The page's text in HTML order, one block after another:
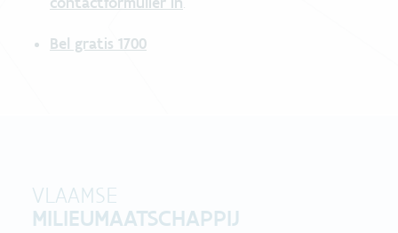
Bel gratis 1700
VLAAMSE
MILIEUMAATSCHAPPIJ